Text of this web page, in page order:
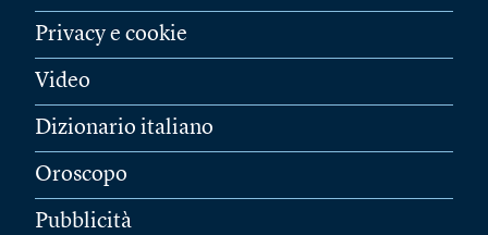
Privacy e cookie
Video
Dizionario italiano
Oroscopo
Pubblicità